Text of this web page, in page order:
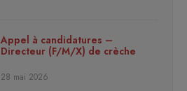
Appel à candidatures –
Directeur (F/M/X) de crèche
28 mai 2026